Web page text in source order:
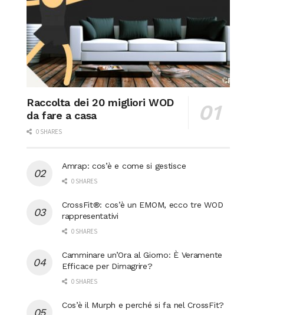
Raccolta dei 20 migliori WOD
da fare a casa
0 SHARES
Amrap: cos’è e come si gestisce
0 SHARES
CrossFit®: cos’è un EMOM, ecco tre WOD
rappresentativi
0 SHARES
Camminare un’Ora al Giorno: È Veramente
Efficace per Dimagrire?
0 SHARES
Cos’è il Murph e perché si fa nel CrossFit?